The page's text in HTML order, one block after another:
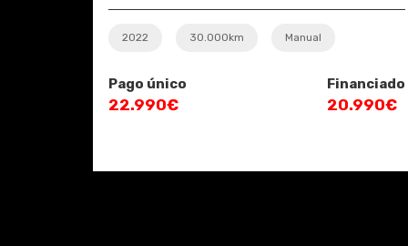
Hybrid Evolution
2022 30.000km Manual
Pago único
22.990€
Financiado
20.990€